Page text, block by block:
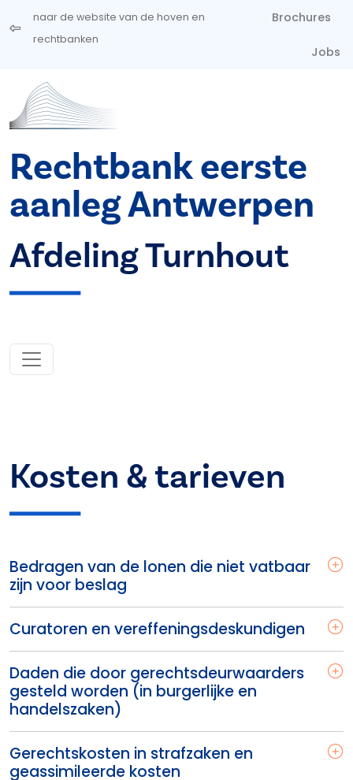
Overslaan en naar de inhoud gaan
naar de website van de hoven en
rechtbanken
Brochures
Jobs
Rechtbank eerste
aanleg Antwerpen
Afdeling Turnhout
Kosten & tarieven
Bedragen van de lonen die niet vatbaar
zijn voor beslag
Curatoren en vereffeningsdeskundigen
Daden die door gerechtsdeurwaarders
gesteld worden (in burgerlijke en
handelszaken)
Gerechtskosten in strafzaken en
geassimileerde kosten